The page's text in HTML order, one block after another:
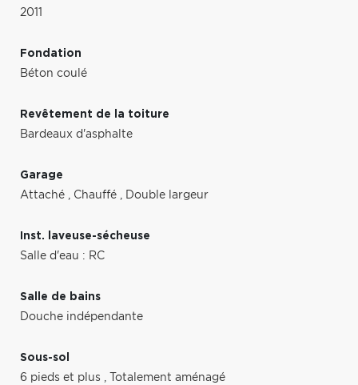
2011
Fondation
Béton coulé
Revêtement de la toiture
Bardeaux d'asphalte
Garage
Attaché , Chauffé , Double largeur
Inst. laveuse-sécheuse
Salle d'eau : RC
Salle de bains
Douche indépendante
Sous-sol
6 pieds et plus , Totalement aménagé